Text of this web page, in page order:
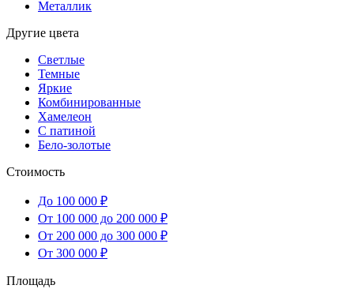
Металлик
Другие цвета
Светлые
Темные
Яркие
Комбинированные
Хамелеон
С патиной
Бело-золотые
Стоимость
До 100 000 ₽
От 100 000 до 200 000 ₽
От 200 000 до 300 000 ₽
От 300 000 ₽
Площадь